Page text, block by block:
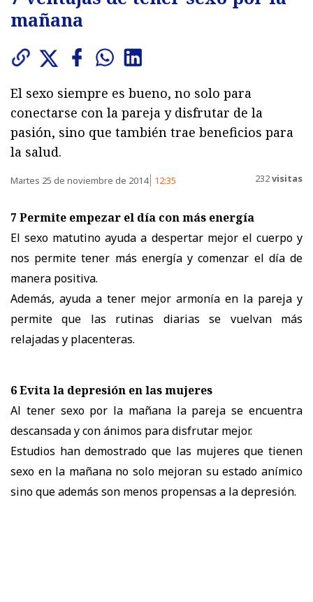
mañana
El sexo siempre es bueno, no solo para
conectarse con la pareja y disfrutar de la
pasión, sino que también trae beneficios para
la salud.
Martes 25 de noviembre de 2014 12:35 232visitas
7 Permite empezar el día con más energía
El sexo matutino ayuda a despertar mejor el cuerpo y
nos permite tener más energía y comenzar el día de
manera positiva.
Además, ayuda a tener mejor armonía en la pareja y
permite que las rutinas diarias se vuelvan más
relajadas y placenteras.
6 Evita la depresión en las mujeres
Al tener sexo por la mañana la pareja se encuentra
descansada y con ánimos para disfrutar mejor.
Estudios han demostrado que las mujeres que tienen
sexo en la mañana no solo mejoran su estado anímico
sino que además son menos propensas a la depresión.